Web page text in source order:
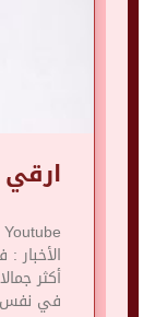
ارقي
أكثر
في نفس